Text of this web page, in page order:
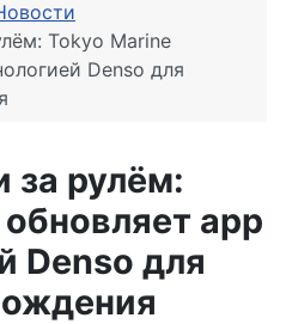
Tokyo Marine
Denso для
за рулём:
app
Denso для